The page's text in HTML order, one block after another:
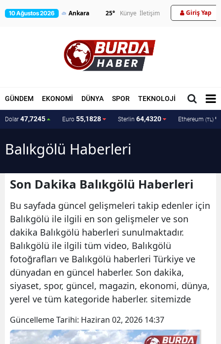
10 Ağustos 2026 25° Künye İletişim Giriş Yap
GÜNDEM EKONOMİ DÜNYA SPOR TEKNOLOJİ MAGAZİN
Dolar 47,7245 Euro 55,1828 Sterlin 64,4320 Ethereum (TL)
Balıkgölü Haberleri
Son Dakika Balıkgölü Haberleri
Bu sayfada güncel gelişmeleri takip edenler için
Balıkgölü ile ilgili en son gelişmeler ve son
dakika Balıkgölü haberleri sunulmaktadır.
Balıkgölü ile ilgili tüm video, Balıkgölü
fotoğrafları ve Balıkgölü haberleri Türkiye ve
dünyadan en güncel haberler. Son dakika,
siyaset, spor, güncel, magazin, ekonomi, dünya,
yerel ve tüm kategoride haberler. sitemizde
Güncelleme Tarihi: Haziran 02, 2026 14:37